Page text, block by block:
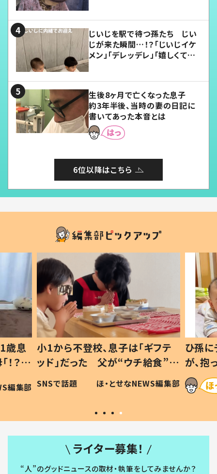
じいじを駅で待つ孫たち じい
じが来た瞬間…！？「じいじイケ
メン」「デレッデレ」「嬉しくて可
生後8ヶ月で亡くなった息子
約3年半後、当時の妻の日記に
書いてあった本音とは
6位以降はこちら
歳息
？」
編集部
小1から不登校、息子は「ギフテ
ッド」だった 父が“ウチ給食”を
作り続ける理由とは #令和の親
#令和の子
SNSで話題 ほ・とせなNEWS編集部
ひ孫
が、
「涙が
い」
ライター募集！
“人”のグッドニュースの取材・執筆をしてみませんか？